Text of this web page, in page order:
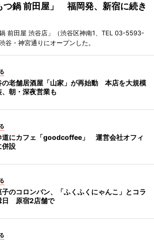
つ鍋 前田屋」 福岡発、新宿に続き
前田屋 渋谷店」（渋谷区神南1、TEL 03-5593-
谷・神宮通りにオープンした。
の老舗居酒屋「山家」が再始動 本店を大規模
、朝・深夜営業も
道にカフェ「goodcoffee」 運営会社オフィ
併設
子のコロンバン、「ふくふくにゃんこ」とコラ
日 原宿2店舗で